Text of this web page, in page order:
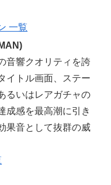
一覧
音響クオリティを誇
イトル画面、ステー
るいはレアガチャの
成感を最高潮に引き
果音として抜群の威